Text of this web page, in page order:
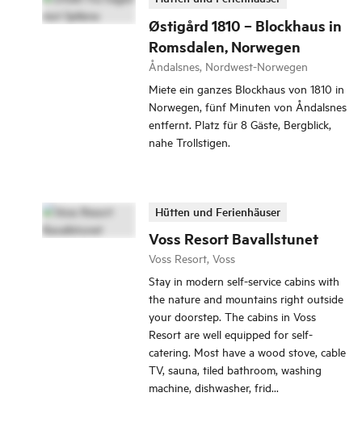
Østigård 1810 – Blockhaus in
Romsdalen, Norwegen
Åndalsnes, Nordwest-Norwegen
Miete ein ganzes Blockhaus von 1810 in
Norwegen, fünf Minuten von Åndalsnes
entfernt. Platz für 8 Gäste, Bergblick,
nahe Trollstigen.
Voss Resort Bavallstunet
Hütten und Ferienhäuser
Voss Resort, Voss
Stay in modern self-service cabins with
the nature and mountains right outside
your doorstep. The cabins in Voss
Resort are well equipped for self-
catering. Most have a wood stove, cable
TV, sauna, tiled bathroom, washing
machine, dishwasher, frid...